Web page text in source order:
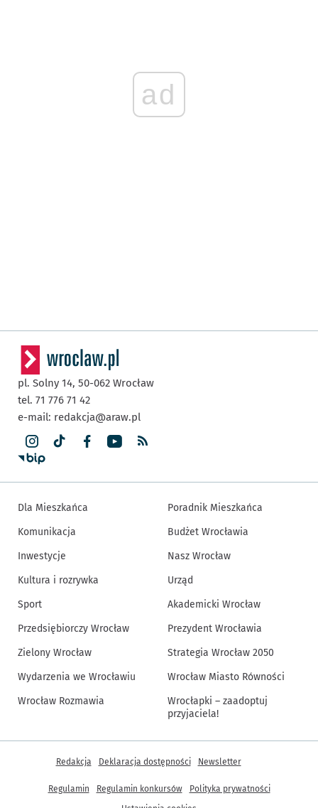
ad
pl. Solny 14, 50-062 Wrocław
tel. 71 776 71 42
e-mail: redakcja@araw.pl
Dla Mieszkańca
Komunikacja
Inwestycje
Kultura i rozrywka
Sport
Przedsiębiorczy Wrocław
Zielony Wrocław
Wydarzenia we Wrocławiu
Wrocław Rozmawia
Poradnik Mieszkańca
Budżet Wrocławia
Nasz Wrocław
Urząd
Akademicki Wrocław
Prezydent Wrocławia
Strategia Wrocław 2050
Wrocław Miasto Równości
Wrocłapki – zaadoptuj
przyjaciela!
Inne informacje
Redakcja Deklaracja dostępności Newsletter
Regulamin Regulamin konkursów
Polityka prywatności